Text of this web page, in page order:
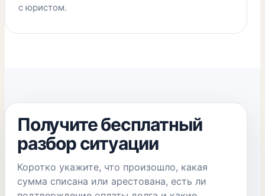
с юристом.
Получите бесплатный
разбор ситуации
Коротко укажите, что произошло, какая
сумма списана или арестована, есть ли